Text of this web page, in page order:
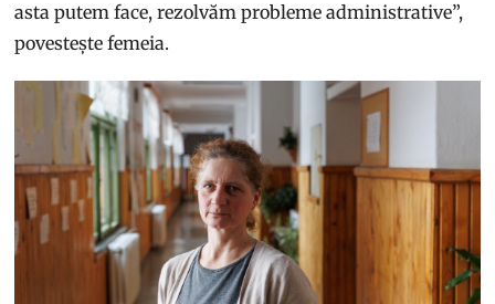
asta putem face, rezolvăm probleme administrative”,
povestește femeia.